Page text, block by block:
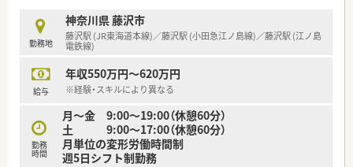
◆診療科目
内科, 消化器科, 外科, 整形外科, 泌尿器科, 皮膚科, 精神科,疼痛緩
◆薬剤師数
勤務地
神奈川県 藤沢市
藤沢駅 (JR東海道本線)／藤沢駅 (小田急江ノ島線)／藤沢駅 (江ノ島
電鉄線)
給与
年収550万円～620万円
※経験・スキルにより異なる
勤務
時間
月～金 9:00～19:00（休憩60分）
土 9:00～17:00（休憩60分）
月単位の変形労働時間制
週5日シフト制勤務